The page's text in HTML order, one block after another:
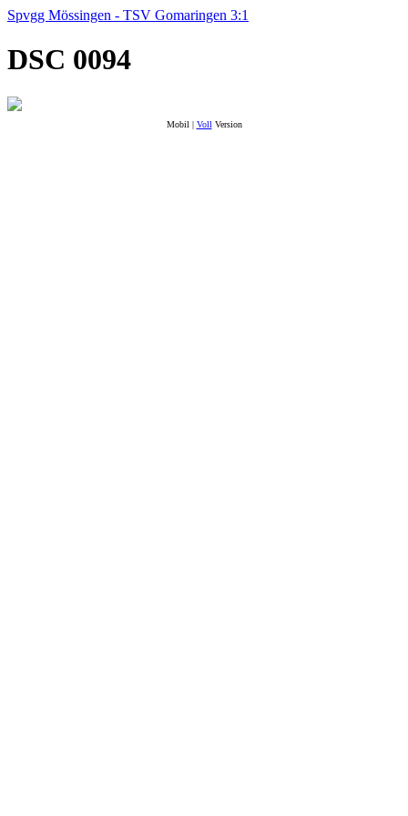
Spvgg Mössingen - TSV Gomaringen 3:1
DSC 0094
Mobil | Voll Version